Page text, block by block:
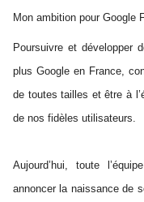
Mon ambition pour Google
Poursuivre et développer
plus Google en France,
de toutes tailles et être à
de nos fidèles utilisateurs.
Aujourd’hui, toute
annoncer la naissance de